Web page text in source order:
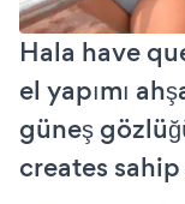
Hala have
el yapımı
güneş
creates